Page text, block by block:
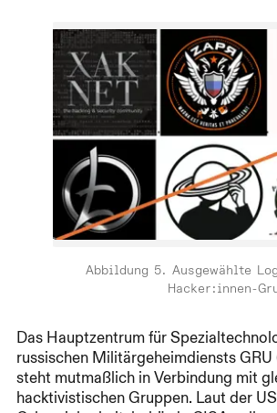
Abbildung 5. Ausgewählte
Hacker:innen-
Das Hauptzentrum für
russischen Militärgeheimdiensts GRU
steht mutmaßlich in Verbindung mit
hacktivistischen Gruppen. Laut der